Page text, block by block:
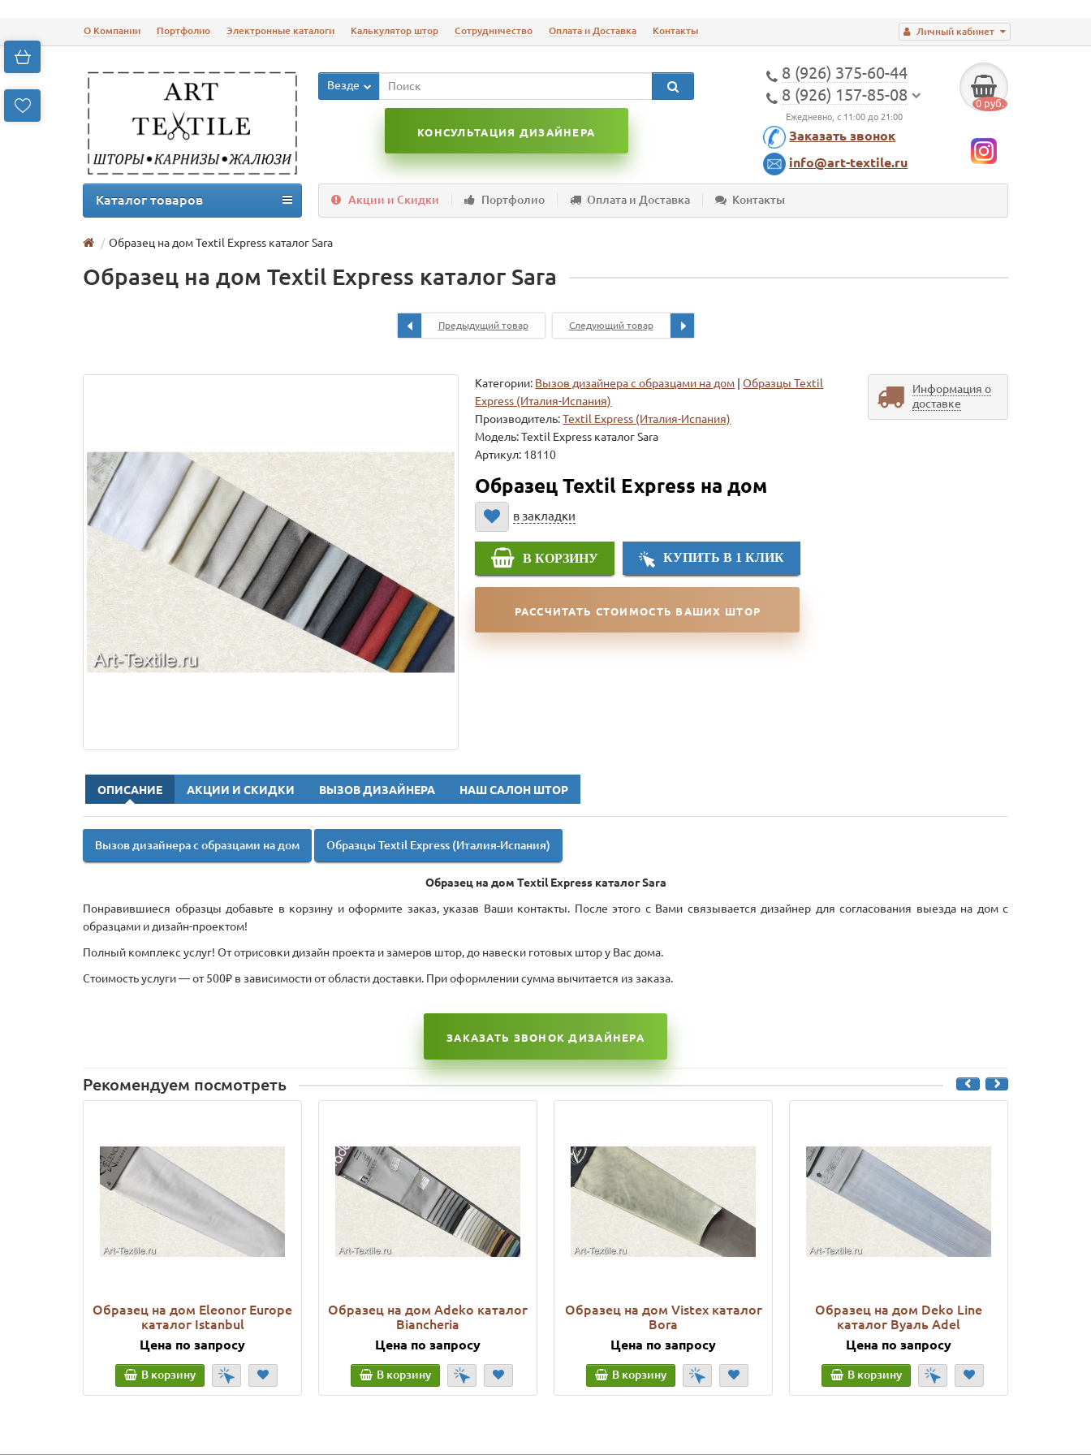
Личный кабинет
О Компании Портфолио Электронные каталоги Калькулятор штор Сотрудничество Оплата и Доставка Контакты
8 (926) 375-60-44
8 (926) 157-85-08
Ежедневно, с 11:00 до 21:00
Заказать звонок
info@art-textile.ru
0 руб.
Везде
КОНСУЛЬТАЦИЯ ДИЗАЙНЕРА
Акции и Скидки Портфолио Оплата и Доставка Контакты
Каталог товаров
Образец на дом Textil Express каталог Sara
Образец на дом Textil Express каталог Sara
Предыдущий товар Следующий товар
Категории: Вызов дизайнера с образцами на дом |Образцы Textil
Express (Италия-Испания)
Производитель:Textil Express (Италия-Испания)
Модель:Textil Express каталог Sara
Артикул: 18110
Образец Textil Express на дом
в закладки
В КОРЗИНУ КУПИТЬ В 1 КЛИК
РАССЧИТАТЬ СТОИМОСТЬ ВАШИХ ШТОР
Информация о
доставке
ОПИСАНИЕ АКЦИИ И СКИДКИ ВЫЗОВ ДИЗАЙНЕРА НАШ САЛОН ШТОР
Вызов дизайнера с образцами на дом Образцы Textil Express (Италия-Испания)
Образец на дом Textil Express каталог Sara
Понравившиеся образцы добавьте в корзину и оформите заказ, указав Ваши контакты. После этого с Вами связывается дизайнер для согласования выезда на дом с
образцами и дизайн-проектом!
Полный комплекс услуг! От отрисовки дизайн проекта и замеров штор, до навески готовых штор у Вас дома.
Стоимость услуги — от 500₽ в зависимости от области доставки. При оформлении сумма вычитается из заказа.
ЗАКАЗАТЬ ЗВОНОК ДИЗАЙНЕРА
Рекомендуем посмотреть
Образец на дом Eleonor Europe
каталог Istanbul
Цена по запросу
В корзину
Образец на дом Adeko каталог
Biancheria
Цена по запросу
В корзину
Образец на дом Vistex каталог
Bora
Цена по запросу
В корзину
Образец на дом Deko Line
каталог Вуаль Adel
Цена по запросу
В корзину